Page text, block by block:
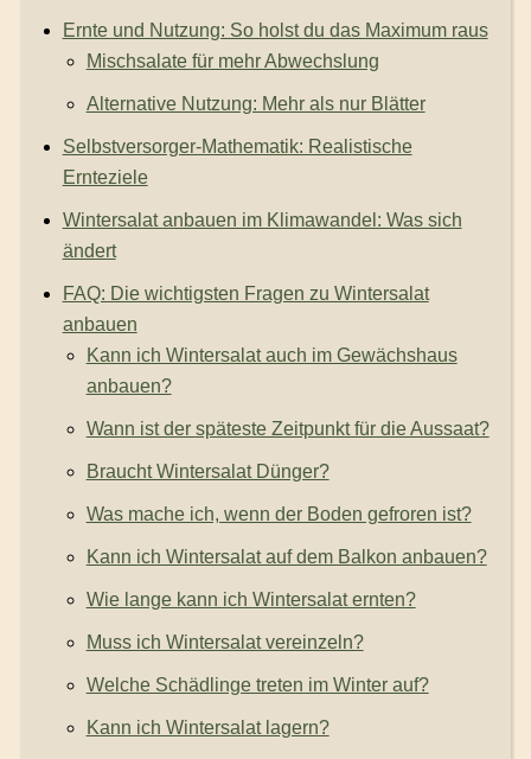
Ernte und Nutzung: So holst du das Maximum raus
Mischsalate für mehr Abwechslung
Alternative Nutzung: Mehr als nur Blätter
Selbstversorger-Mathematik: Realistische
Ernteziele
Wintersalat anbauen im Klimawandel: Was sich
ändert
FAQ: Die wichtigsten Fragen zu Wintersalat
anbauen
Kann ich Wintersalat auch im Gewächshaus
anbauen?
Wann ist der späteste Zeitpunkt für die Aussaat?
Braucht Wintersalat Dünger?
Was mache ich, wenn der Boden gefroren ist?
Kann ich Wintersalat auf dem Balkon anbauen?
Wie lange kann ich Wintersalat ernten?
Muss ich Wintersalat vereinzeln?
Welche Schädlinge treten im Winter auf?
Kann ich Wintersalat lagern?